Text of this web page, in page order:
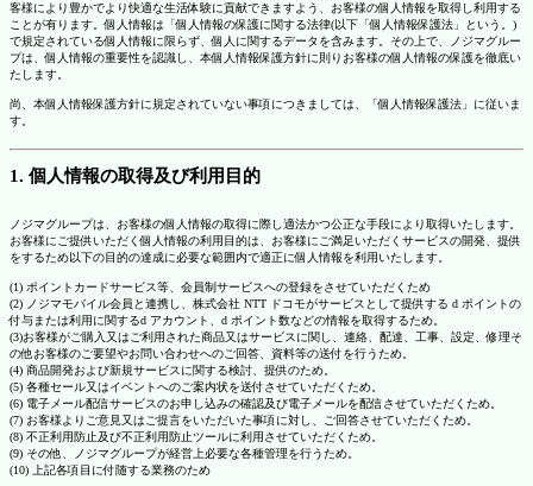
客様により豊かでより快適な生活体験に貢献できますよう、お客様の個人情報を取得し利用する
ことが有ります。個人情報は「個人情報の保護に関する法律(以下「個人情報保護法」という。)
で規定されている個人情報に限らず、個人に関するデータを含みます。その上で、ノジマグルー
プは、個人情報の重要性を認識し、本個人情報保護方針に則りお客様の個人情報の保護を徹底い
たします。
尚、本個人情報保護方針に規定されていない事項につきましては、「個人情報保護法」に従いま
す。
1. 個人情報の取得及び利用目的
ノジマグループは、お客様の個人情報の取得に際し適法かつ公正な手段により取得いたします。
お客様にご提供いただく個人情報の利用目的は、お客様にご満足いただくサービスの開発、提供
をするため以下の目的の達成に必要な範囲内で適正に個人情報を利用いたします。
(1) ポイントカードサービス等、会員制サービスへの登録をさせていただくため
(2) ノジマモバイル会員と連携し、株式会社 NTT ドコモがサービスとして提供する d ポイントの
付与または利用に関するd アカウント、d ポイント数などの情報を取得するため。
(3)お客様がご購入又はご利用された商品又はサービスに関し、連絡、配達、工事、設定、修理そ
の他お客様のご要望やお問い合わせへのご回答、資料等の送付を行うため。
(4) 商品開発および新規サービスに関する検討、提供のため。
(5) 各種セール又はイベントへのご案内状を送付させていただくため。
(6) 電子メール配信サービスのお申し込みの確認及び電子メールを配信させていただくため。
(7) お客様よりご意見又はご提言をいただいた事項に対し、ご回答させていただくため。
(8) 不正利用防止及び不正利用防止ツールに利用させていただくため。
(9) その他、ノジマグループが経営上必要な各種管理を行うため。
(10) 上記各項目に付随する業務のため